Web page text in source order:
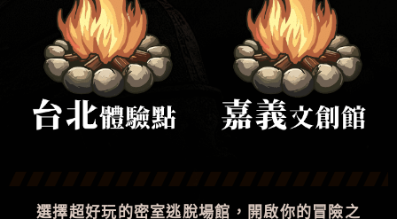
選擇超好玩的密室逃脫場館，開啟你的冒險之